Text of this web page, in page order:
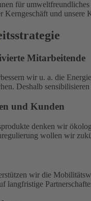
für
Kerngeschäft und unsere
Mitarbeitende
wir u. a. die
Deshalb
und Kunden
denken wir
wollen wir
wir die
langfristige